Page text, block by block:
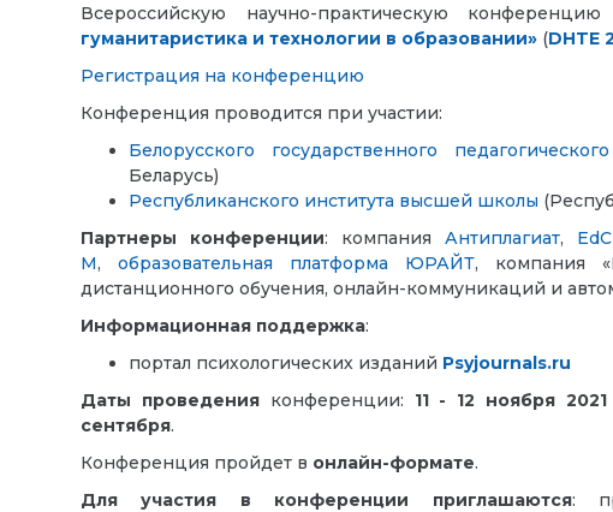
Всероссийскую научно-практическую
гуманитаристика и технологии в образовании» (DHTE
Регистрация на конференцию
Конференция проводится при участии:
Белорусского государственного
Беларусь)
Республиканского института высшей школы
Партнеры
конференции: компания Антиплагиат,
М, образовательная платформа ЮРАЙТ, компания
дистанционного обучения, онлайн-коммуникаций и
Информационная поддержка:
портал психологических изданий Psyjournals.ru
Даты проведенияконференции: 11 - 12 ноября 2021
сентября.
Конференция пройдет в онлайн-формате.
Для участия в конференции приглашаются: